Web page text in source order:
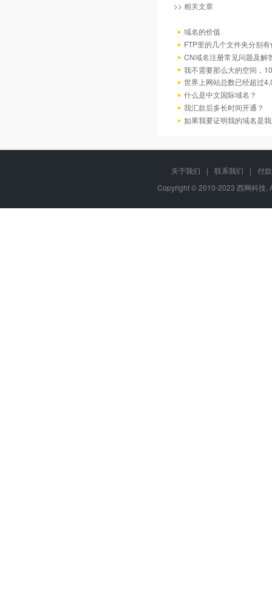
>> 相关文章
域名的价值
FTP里的几个文件夹分别
CN域名注册常见问题及解
我不需要那么大的空间，
世界上网站总数已经超过
什么是中文国际域名？
我汇款后多长时间开通？
如果我要证明我的域名是
关于我们 | 联系我们 |
付
Copyright © 2010-2023 西网科技